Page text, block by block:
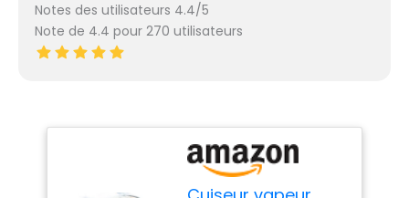
Notes des utilisateurs 4.4/5
Note de 4.4 pour 270 utilisateurs